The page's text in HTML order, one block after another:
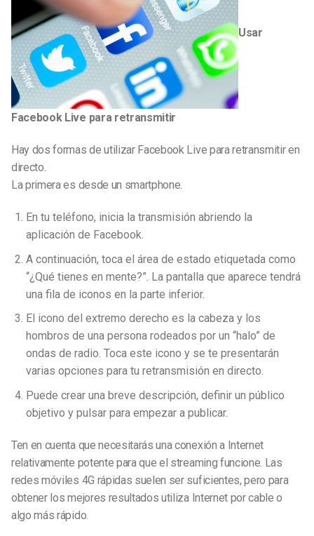
Usar
Facebook Live para retransmitir
Hay dos formas de utilizar Facebook Live para retransmitir en
directo.
La primera es desde un smartphone.
En tu teléfono, inicia la transmisión abriendo la
aplicación de Facebook.
A continuación, toca el área de estado etiquetada como
“¿Qué tienes en mente?”. La pantalla que aparece tendrá
una fila de iconos en la parte inferior.
El icono del extremo derecho es la cabeza y los
hombros de una persona rodeados por un “halo” de
ondas de radio. Toca este icono y se te presentarán
varias opciones para tu retransmisión en directo.
Puede crear una breve descripción, definir un público
objetivo y pulsar para empezar a publicar.
Ten en cuenta que necesitarás una conexión a Internet
relativamente potente para que el streaming funcione. Las
redes móviles 4G rápidas suelen ser suficientes, pero para
obtener los mejores resultados utiliza Internet por cable o
algo más rápido.